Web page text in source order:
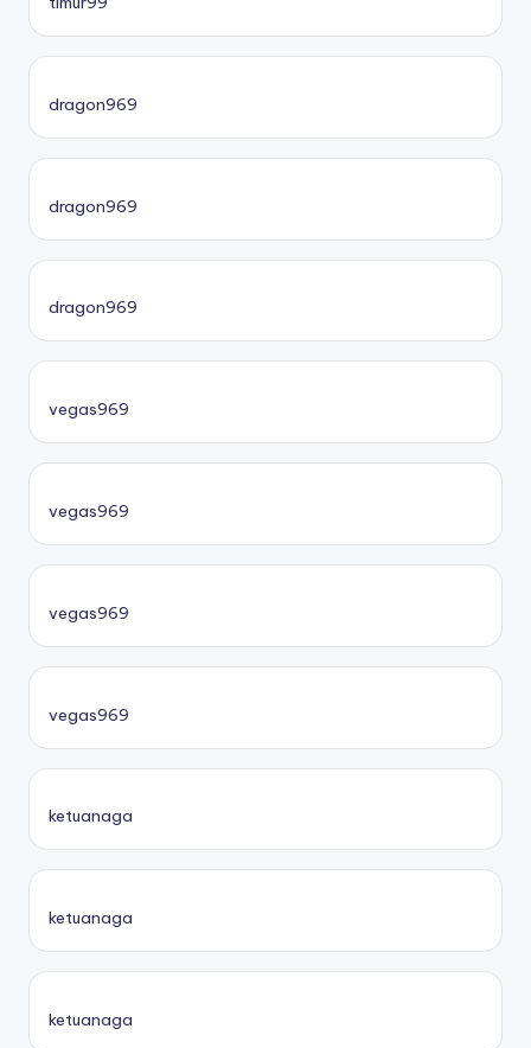
dragon969
dragon969
dragon969
vegas969
vegas969
vegas969
vegas969
ketuanaga
ketuanaga
ketuanaga